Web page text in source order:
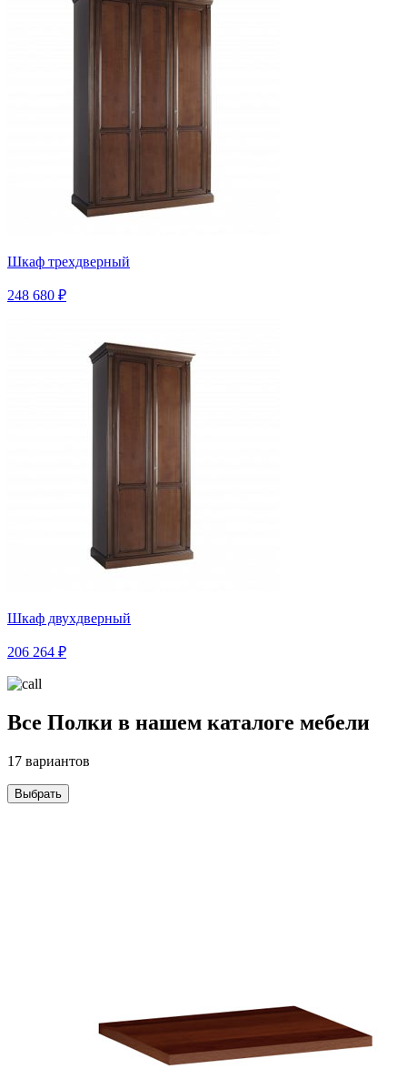
Шкаф трехдверный
248 680 ₽
Шкаф двухдверный
206 264 ₽
Все Полки в нашем каталоге мебели
17 вариантов
Выбрать